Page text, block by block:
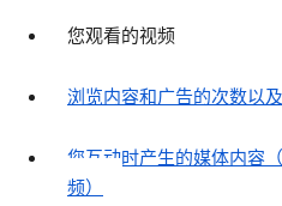
您观看的视频
浏览内容和广告的次数以
您互动时产生的媒体内容
频）